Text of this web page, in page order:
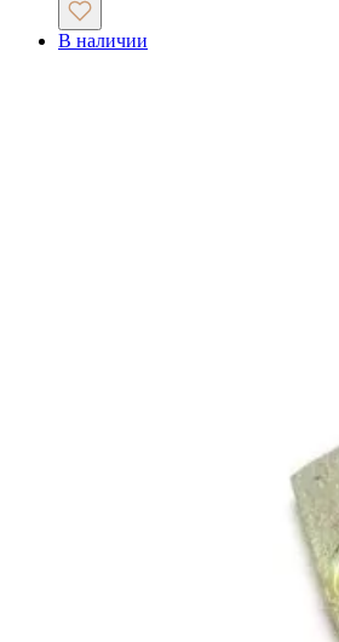
В наличии